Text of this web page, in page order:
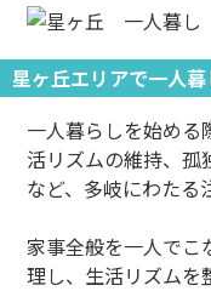
星ヶ丘エリアで一人暮
一人暮らしを始め
活リズムの維持、
など、多岐にわたる
家事全般を一人でこ
理し、生活リズムを